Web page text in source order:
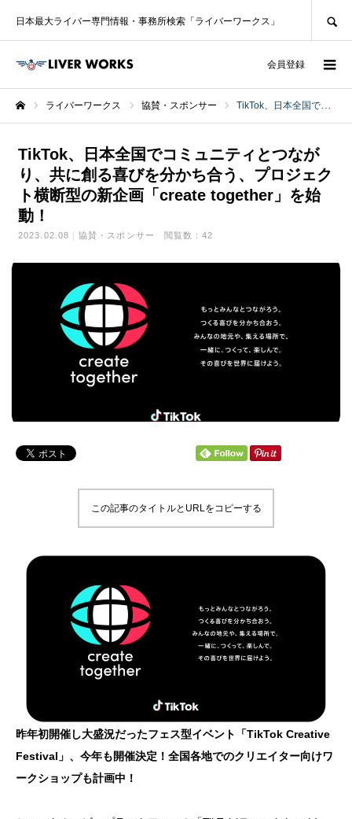
日本最大ライバー専門情報・事務所検索「ライバーワークス」
会員登録
ライバーワークス 協賛・スポンサー TikTok、日本全国でコミュニティとつながり、共に創る喜びを分かち合う、プロジェクト横断型の新企画「create together」を始動！
TikTok、日本全国でコミュニティとつなが
り、共に創る喜びを分かち合う、プロジェク
ト横断型の新企画「create together」を始
動！
2023.02.08 協賛・スポンサー 閲覧数：42
この記事のタイトルとURLをコピーする
昨年初開催し大盛況だったフェス型イベント「TikTok Creative
Festival」、今年も開催決定！全国各地でのクリエイター向けワ
ークショップも計画中！